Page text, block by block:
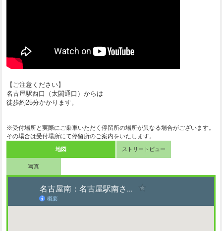
【ご注意ください】
名古屋駅西口（太閤通口）からは
徒歩約25分かかります。
※受付場所と実際にご乗車いただく停留所の場所が異なる場合がございます。
その場合は受付場所にて停留所のご案内をいたします。
地図 ストリートビュー
写真